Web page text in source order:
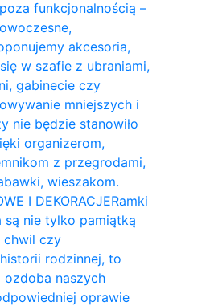
funkcjonalnością –
akcesoria,
w szafie z ubraniami,
gabinecie czy
mniejszych i
nie będzie stanowiło
organizerom,
z przegrodami,
wieszakom.
I DEKORACJERamki
nie tylko pamiątką
chwil czy
rodzinnej, to
ozdoba naszych
oprawie